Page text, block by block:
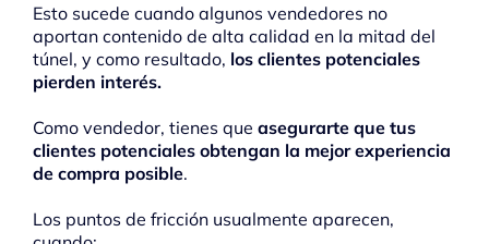
Esto sucede cuando algunos vendedores no
aportan contenido de alta calidad en la mitad del
túnel, y como resultado, los clientes potenciales
pierden interés.
Como vendedor, tienes que asegurarte que tus
clientes potenciales obtengan la mejor experiencia
de compra posible.
Los puntos de fricción usualmente aparecen,